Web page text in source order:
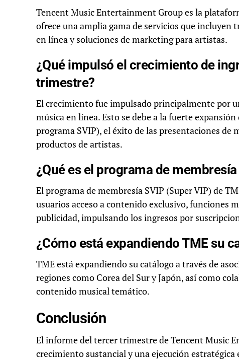
Tencent Music Entertainment Group es la
ofrece una amplia gama de servicios que incluyen
en línea y soluciones de marketing para artistas.
¿Qué impulsó el crecimiento de
trimestre?
El crecimiento fue impulsado principalmente por
música en línea. Esto se debe a la fuerte
programa SVIP), el éxito de las presentaciones de
productos de artistas.
¿Qué es el programa de membresía
El programa de membresía SVIP (Super VIP) de
usuarios acceso a contenido exclusivo, funciones
publicidad, impulsando los ingresos por
¿Cómo está expandiendo TME su
TME está expandiendo su catálogo a través de
regiones como Corea del Sur y Japón, así como
contenido musical temático.
Conclusión
El informe del tercer trimestre de Tencent Music
crecimiento sustancial y una ejecución